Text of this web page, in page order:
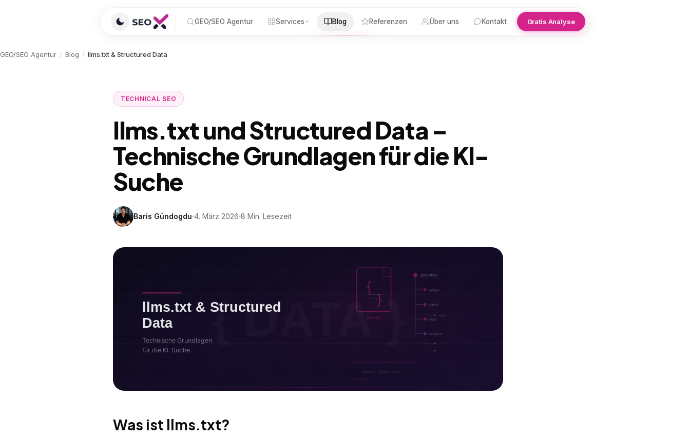
GEO/SEO Agentur Services Blog Referenzen Über uns Kontakt Gratis Analyse
GEO/SEO Agentur / Blog / llms.txt & Structured Data
TECHNICAL SEO
llms.txt und Structured Data –
Technische Grundlagen für die KI-
Suche
Baris Gündogdu 4. März 2026 8 Min. Lesezeit
Was ist llms.txt?